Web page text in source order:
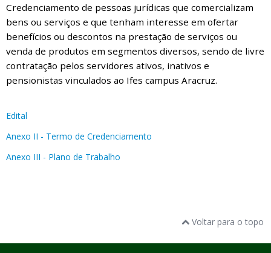
Credenciamento de pessoas jurídicas que comercializam
bens ou serviços e que tenham interesse em ofertar
benefícios ou descontos na prestação de serviços ou
venda de produtos em segmentos diversos, sendo de livre
contratação pelos servidores ativos, inativos e
pensionistas vinculados ao Ifes campus Aracruz.
Edital
Anexo II - Termo de Credenciamento
Anexo III - Plano de Trabalho
Voltar para o topo